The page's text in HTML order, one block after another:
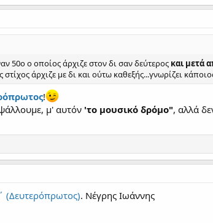
50ο ο οποίος άρχιζε στον δι σαν δεύτερος και μετά
άρχιζε με δι και ούτω καθεξής...γνωρίζει
!
μ' αυτόν 'το μουσικό δρόμο", αλλά
. Νέγρης Ιωάννης